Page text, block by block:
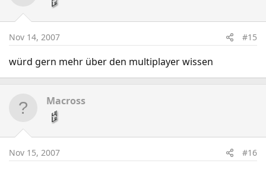
Nov 14, 2007 #15
würd gern mehr über den multiplayer wissen
Macross
Nov 15, 2007 #16